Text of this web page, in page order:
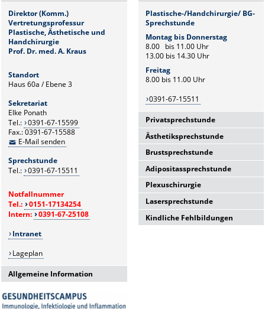
Direktor (Komm.)
Vertretungsprofessur
Plastische, Ästhetische und
Handchirurgie
Prof. Dr. med.A. Kraus
Standort
Haus 60a / Ebene 3
Sekretariat
Elke Ponath
Tel.: 0391-67-15599
Fax.: 0391-67-15588
E-Mail senden
Sprechstunde
Tel.: 0391-67-15511
Notfallnummer
Tel.:
0151-17134254
Intern:
0391-67-25108
Intranet
Lageplan
Allgemeine Information
Bitte denken Sie an einen
gültigen Überweisungsschein.*
Plastische-/Handchirurgie/ BG-
Sprechstunde
Montag bis Donnerstag
8.00 bis 11.00 Uhr
13.00 bis 14.30 Uhr
Freitag
8.00 bis 11.00 Uhr
0391-67-15511
Privatsprechstunde
Privatsprechstunde
nach Vereinbarung
0391-67-15599
Ästhetiksprechstunde
Prof. Dr. med. A. Kraus
OA Dr. med. S. Riwaldt
Termine nach Vereinbarung
unter
0391-67-15511
Brustsprechstunde
Oberarzt
Dr. med. M. Ovchinnikov
Montag 13:00 bis 15:00 Uhr
Mittwoch 8.00 bis 11.00 Uhr und
13.00 bis 15.00 Uhr
Adipositassprechstunde
Montags bis Donnerstags
13:00 bis 15:00 Uhr
0391-67-15511
Plexuschirurgie
nach Vereinbarung
0391-67-15511
Lasersprechstunde
Donnerstagsvon 13:00 bis 15:00
Kindliche Fehlbildungen